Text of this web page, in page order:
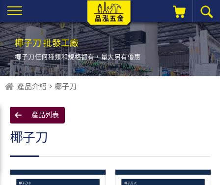
椰子刀 批發工廠
椰子刀任何種類和規格都有，量大另有優惠
產品介紹 > 椰子刀
產品列表
椰子刀